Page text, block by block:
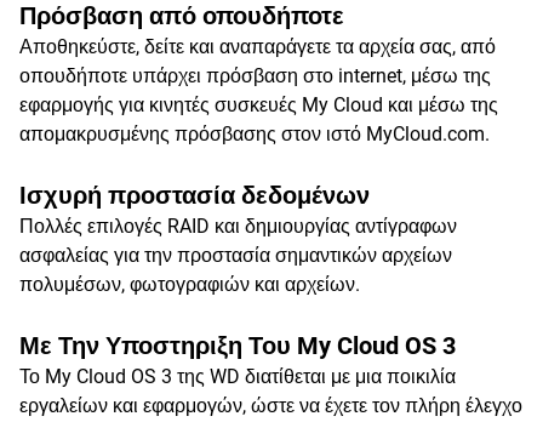
Πρόσβαση από οπουδήποτε
Αποθηκεύστε, δείτε και αναπαράγετε τα αρχεία σας, από
οπουδήποτε υπάρχει πρόσβαση στο internet, μέσω της
εφαρμογής για κινητές συσκευές My Cloud και μέσω της
απομακρυσμένης πρόσβασης στον ιστό MyCloud.com.
Ισχυρή προστασία δεδομένων
Πολλές επιλογές RAID και δημιουργίας αντίγραφων
ασφαλείας για την προστασία σημαντικών αρχείων
πολυμέσων, φωτογραφιών και αρχείων.
Με Την Υποστηριξη Του My Cloud OS 3
Το My Cloud OS 3 της WD διατίθεται με μια ποικιλία
εργαλείων και εφαρμογών, ώστε να έχετε τον πλήρη έλεγχο